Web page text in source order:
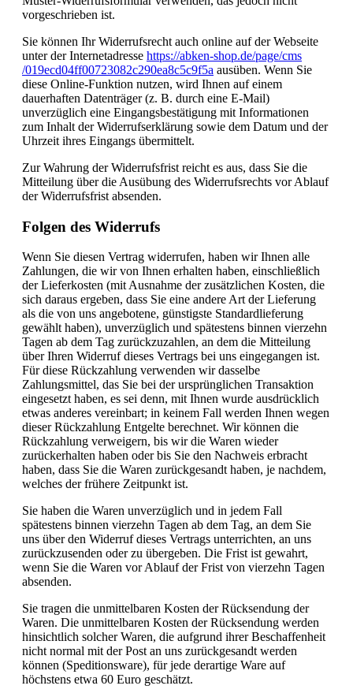
vorgeschrieben ist.
Sie können Ihr Widerrufsrecht auch online auf der Webseite
unter der Internetadresse https://abken-shop.de/page/cms
/019ecd04ff00723082c290ea8c5c9f5a ausüben. Wenn Sie
diese Online-Funktion nutzen, wird Ihnen auf einem
dauerhaften Datenträger (z. B. durch eine E-Mail)
unverzüglich eine Eingangsbestätigung mit Informationen
zum Inhalt der Widerrufserklärung sowie dem Datum und der
Uhrzeit ihres Eingangs übermittelt.
Zur Wahrung der Widerrufsfrist reicht es aus, dass Sie die
Mitteilung über die Ausübung des Widerrufsrechts vor Ablauf
der Widerrufsfrist absenden.
Folgen des Widerrufs
Wenn Sie diesen Vertrag widerrufen, haben wir Ihnen alle
Zahlungen, die wir von Ihnen erhalten haben, einschließlich
der Lieferkosten (mit Ausnahme der zusätzlichen Kosten, die
sich daraus ergeben, dass Sie eine andere Art der Lieferung
als die von uns angebotene, günstigste Standardlieferung
gewählt haben), unverzüglich und spätestens binnen vierzehn
Tagen ab dem Tag zurückzuzahlen, an dem die Mitteilung
über Ihren Widerruf dieses Vertrags bei uns eingegangen ist.
Für diese Rückzahlung verwenden wir dasselbe
Zahlungsmittel, das Sie bei der ursprünglichen Transaktion
eingesetzt haben, es sei denn, mit Ihnen wurde ausdrücklich
etwas anderes vereinbart; in keinem Fall werden Ihnen wegen
dieser Rückzahlung Entgelte berechnet. Wir können die
Rückzahlung verweigern, bis wir die Waren wieder
zurückerhalten haben oder bis Sie den Nachweis erbracht
haben, dass Sie die Waren zurückgesandt haben, je nachdem,
welches der frühere Zeitpunkt ist.
Sie haben die Waren unverzüglich und in jedem Fall
spätestens binnen vierzehn Tagen ab dem Tag, an dem Sie
uns über den Widerruf dieses Vertrags unterrichten, an uns
zurückzusenden oder zu übergeben. Die Frist ist gewahrt,
wenn Sie die Waren vor Ablauf der Frist von vierzehn Tagen
absenden.
Sie tragen die unmittelbaren Kosten der Rücksendung der
Waren. Die unmittelbaren Kosten der Rücksendung werden
hinsichtlich solcher Waren, die aufgrund ihrer Beschaffenheit
nicht normal mit der Post an uns zurückgesandt werden
können (Speditionsware), für jede derartige Ware auf
höchstens etwa 60 Euro geschätzt.